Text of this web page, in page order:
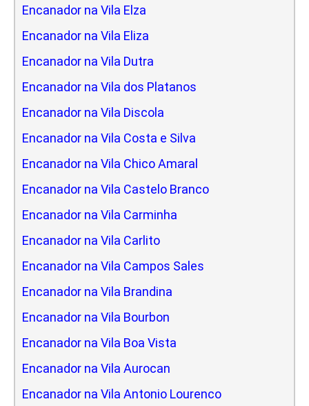
Encanador na Vila Elza
Encanador na Vila Eliza
Encanador na Vila Dutra
Encanador na Vila dos Platanos
Encanador na Vila Discola
Encanador na Vila Costa e Silva
Encanador na Vila Chico Amaral
Encanador na Vila Castelo Branco
Encanador na Vila Carminha
Encanador na Vila Carlito
Encanador na Vila Campos Sales
Encanador na Vila Brandina
Encanador na Vila Bourbon
Encanador na Vila Boa Vista
Encanador na Vila Aurocan
Encanador na Vila Antonio Lourenco